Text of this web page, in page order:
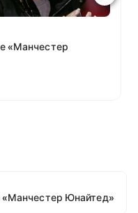
«Манчестер
Юнайтед»